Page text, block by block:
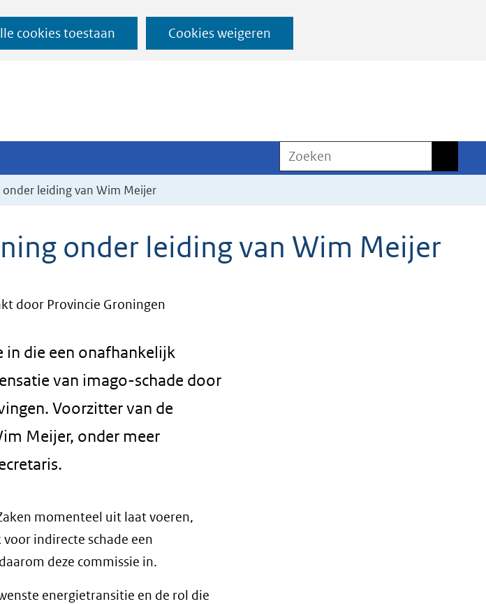
cookies toestaan Cookies weigeren
Ga
naar
Zoeken
leiding van Wim Meijer
onder leiding van Wim Meijer
door Provincie Groningen
in die een onafhankelijk
van imago-schade door
Voorzitter van de
Meijer, onder meer
momenteel uit laat voeren,
indirecte schade een
deze commissie in.
energietransitie en de rol die